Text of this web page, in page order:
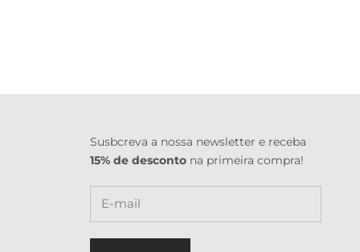
Susbcreva a nossa newsletter e receba
15% de desconto na primeira compra!